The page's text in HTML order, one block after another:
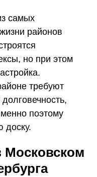
самых
районов
но при этом
требуют
поэтому
доску.
Московском